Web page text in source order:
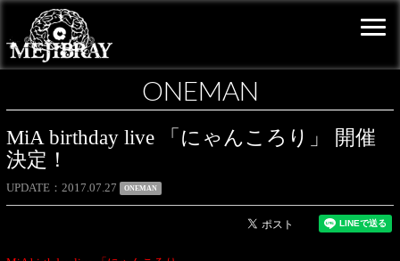
ONEMAN
MiA birthday live 「にゃんころり」 開催
決定！
UPDATE 2017.07.27 ONEMAN